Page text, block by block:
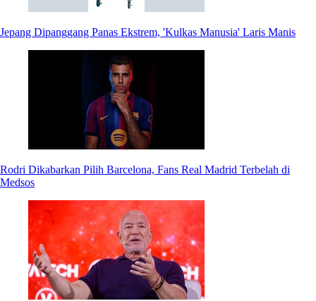
Jepang Dipanggang Panas Ekstrem, 'Kulkas Manusia' Laris Manis
Rodri Dikabarkan Pilih Barcelona, Fans Real Madrid Terbelah di
Medsos